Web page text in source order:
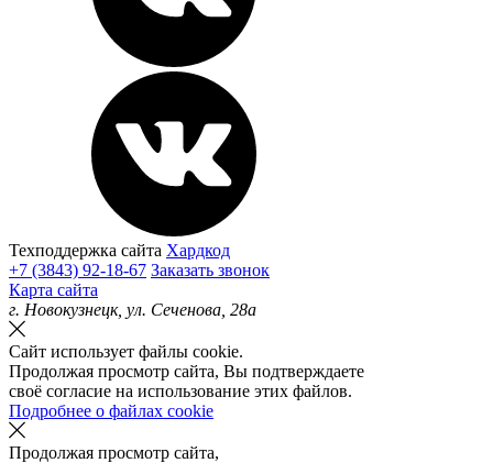
Техподдержка сайта Хардкод
+7 (3843) 92-18-67 Заказать звонок
Карта сайта
г. Новокузнецк, ул. Сеченова, 28а
Сайт использует файлы cookie.
Продолжая просмотр сайта, Вы подтверждаете
своё согласие на использование этих файлов.
Подробнее о файлах cookie
Продолжая просмотр сайта,